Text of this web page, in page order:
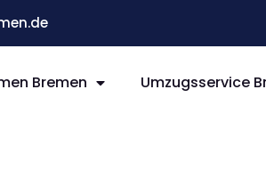
Bremen Umzugsservice